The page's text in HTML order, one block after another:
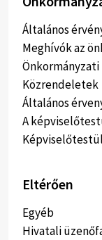
Általános
Meghívók az
Közrendeletek
Általános
A
Eltérően
Egyéb
Hivatali